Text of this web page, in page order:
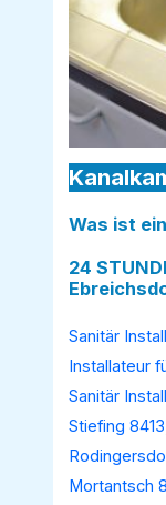
Was ist
24
Sanitär
Installateur
Sanitär
Stiefing 8413
Mortantsch